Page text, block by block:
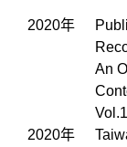
2020年
An
2020年